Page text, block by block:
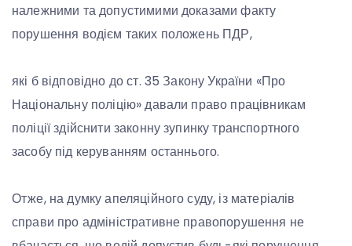
належними та допустимими доказами факту
порушення водієм таких положень ПДР,
які б відповідно до ст. 35 Закону України «Про
Національну поліцію» давали право працівникам
поліції здійснити законну зупинку транспортного
засобу під керуванням останнього.
Отже, на думку апеляційного суду, із матеріалів
справи про адміністративне правопорушення не